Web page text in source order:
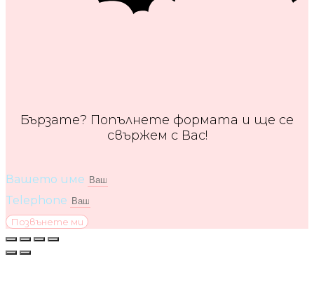
Бързате? Попълнете формата и ще се
свържем с Вас!
Вашето име
Telephone
Позвънете ми